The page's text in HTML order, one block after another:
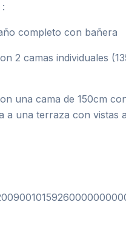
completo con bañera
2 camas individuales
una cama de 150cm
a una terraza con vistas